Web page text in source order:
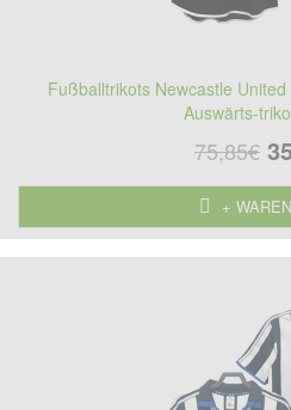
Fußballtrikots Newcastle
Auswärts-
75,85€
+